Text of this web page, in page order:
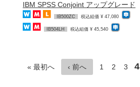
IBM SPSS Conjoint アップグレード
IB500ZC 税込組価 ¥ 47,080
IB504LH 税込組価 ¥ 45,540
« 最初へ ‹ 前へ 1 2 3 4